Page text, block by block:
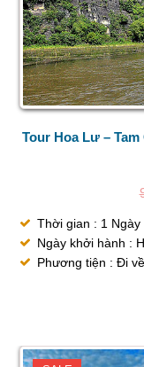
Tour Hoa Lư –
Thời gian : 1 Ngày
Ngày khởi hành :
Phương tiện : Đi